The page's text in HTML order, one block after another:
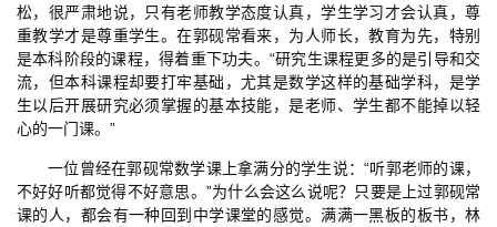
松，很严肃地说，只有老师教学态度认真，学生学习才会认真，尊
重教学才是尊重学生。在郭砚常看来，为人师长，教育为先，特别
是本科阶段的课程，得着重下功夫。“研究生课程更多的是引导和交
流，但本科课程却要打牢基础，尤其是数学这样的基础学科，是学
生以后开展研究必须掌握的基本技能，是老师、学生都不能掉以轻
心的一门课。”
一位曾经在郭砚常数学课上拿满分的学生说：“听郭老师的课，
不好好听都觉得不好意思。”为什么会这么说呢？只要是上过郭砚常
课的人，都会有一种回到中学课堂的感觉。满满一黑板的板书，林